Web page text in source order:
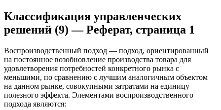
Классификация управленческих
решений (9) — Реферат, страница 1
Воспроизводственный подход — подход, ориентированный
на постоянное возобновление производства товара для
удовлетворения потребностей конкретного рынка с
меньшими, по сравнению с лучшим аналогичным объектом
на данном рынке, совокупными затратами на единицу
полезного эффекта. Элементами воспроизводственного
подхода являются: